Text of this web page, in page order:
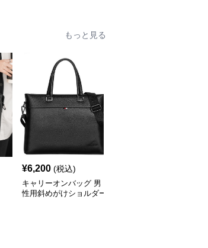
もっと見る
¥6,200 (税込)
キャリーオンバッグ 男
性用斜めがけショルダー